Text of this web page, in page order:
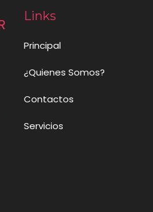
Links
Principal
¿Quienes Somos?
Contactos
Servicios